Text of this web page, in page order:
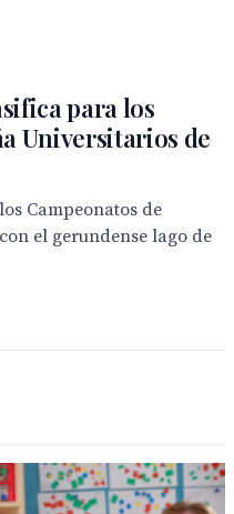
para los
Universitarios de
Campeonatos de
el gerundense lago de